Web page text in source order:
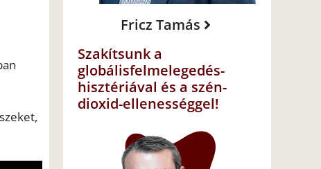
Fricz Tamás
Szakítsunk a
globálisfelmelegedés-
hisztériával és a szén-
dioxid-ellenességgel!